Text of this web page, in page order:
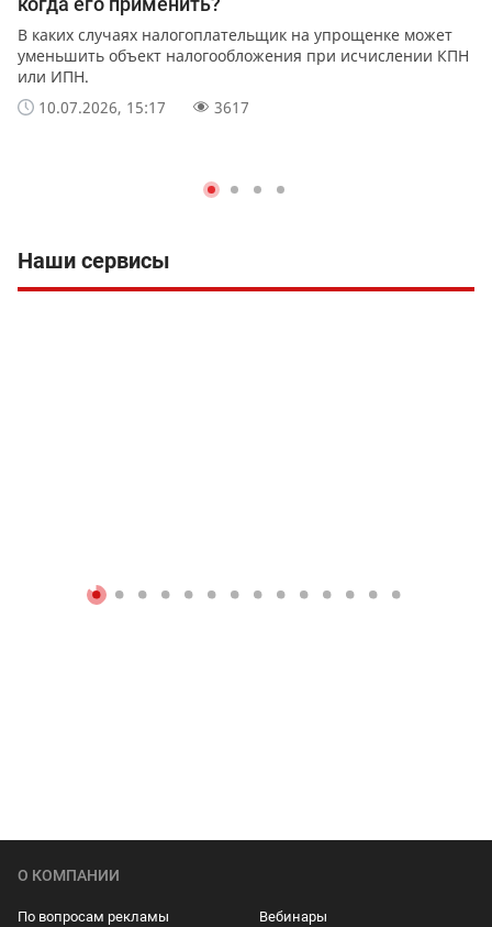
В каких случаях налогоплательщик на упрощенке может
уменьшить объект налогообложения при исчислении КПН
или ИПН.
10.07.2026, 15:17
3617
Наши сервисы
О КОМПАНИИ
По вопросам рекламы Вебинары